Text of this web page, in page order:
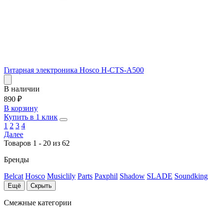
Гитарная электроника Hosco H-CTS-A500
В наличии
890 ₽
В корзину
Купить в 1 клик
1 2 3 4
Далее
Товаров 1 - 20 из 62
Бренды
Belcat Hosco Musiclily Parts Paxphil Shadow SLADE Soundking
Ещё Скрыть
Смежные категории